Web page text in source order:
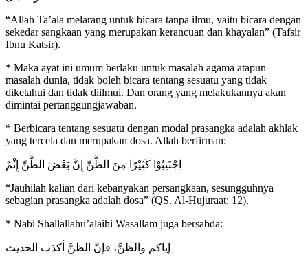
“Allah Ta’ala melarang untuk bicara tanpa ilmu, yaitu bicara dengan
sekedar sangkaan yang merupakan kerancuan dan khayalan” (Tafsir
Ibnu Katsir).
* Maka ayat ini umum berlaku untuk masalah agama atapun
masalah dunia, tidak boleh bicara tentang sesuatu yang tidak
diketahui dan tidak diilmui. Dan orang yang melakukannya akan
dimintai pertanggungjawaban.
* Berbicara tentang sesuatu dengan modal prasangka adalah akhlak
yang tercela dan merupakan dosa. Allah berfirman:
اِجْتَنِبُوْا كَثِيْرًا مِنَ الظَّنِّ إِنَّ بَعْضَ الظَّنِّ إِثْمٌ
“Jauhilah kalian dari kebanyakan persangkaan, sesungguhnya
sebagian prasangka adalah dosa” (QS. Al-Hujuraat: 12).
* Nabi Shallallahu’alaihi Wasallam juga bersabda:
إياكم والظنَّ، فإنَّ الظنَّ أكذب الحديث